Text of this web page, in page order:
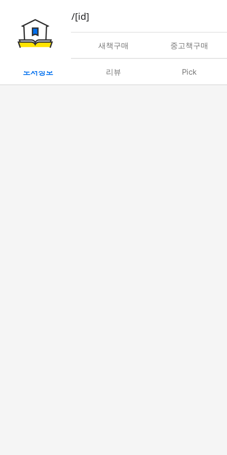
book/rent/[id]
대여 새책구매 중고책구매
도서정보 리뷰 Pick